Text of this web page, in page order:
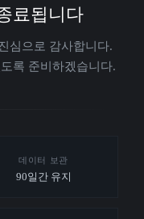
료됩니다
심으로 감사합니다.
록 준비하겠습니다.
데이터 보관
90일간 유지